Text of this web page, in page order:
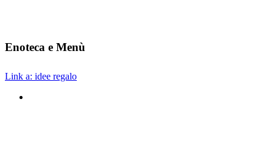
Enoteca e Menù
Link a: idee regalo